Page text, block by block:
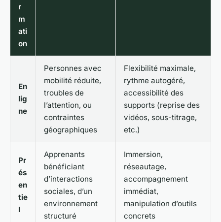
r
m
ati
on
En
lig
ne
Personnes avec
mobilité réduite,
troubles de
l’attention, ou
contraintes
géographiques
Flexibilité maximale,
rythme autogéré,
accessibilité des
supports (reprise des
vidéos, sous-titrage,
etc.)
Pr
és
en
tie
l
Apprenants
bénéficiant
d’interactions
sociales, d’un
environnement
structuré
Immersion,
réseautage,
accompagnement
immédiat,
manipulation d’outils
concrets